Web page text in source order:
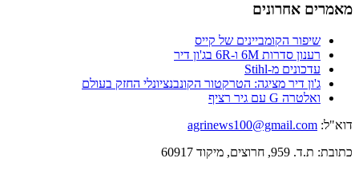
מאמרים אחרונים
שיפור הקומביינים של קייס
רענון סדרות 6M ו-6R בג'ון דיר
עדכונים מ-Stihl
ג'ון דיר מציגה: הטרקטור הקונבנציונלי החזק בעולם
ואלטרה G עם גיר רציף
דוא"ל: agrinews100@gmail.com
כתובת: ת.ד. 959, חרוצים, מיקוד 60917